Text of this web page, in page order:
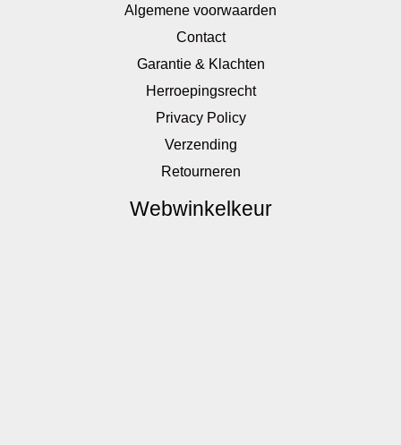
Algemene voorwaarden
Contact
Garantie & Klachten
Herroepingsrecht
Privacy Policy
Verzending
Retourneren
Webwinkelkeur